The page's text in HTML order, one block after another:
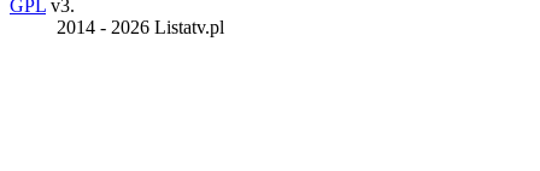
GPL v3.
2014 - 2026 Listatv.pl